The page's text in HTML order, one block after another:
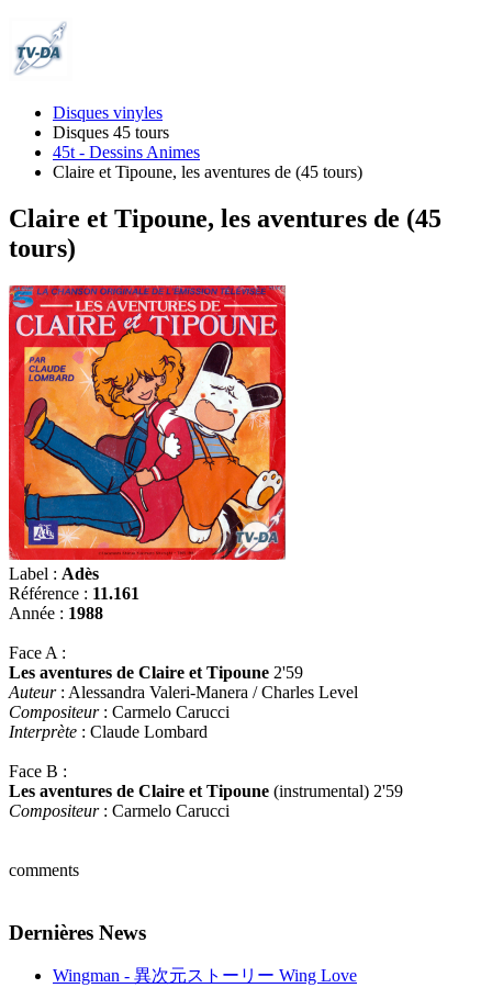
Disques vinyles
Disques 45 tours
45t - Dessins Animes
Claire et Tipoune, les aventures de (45 tours)
Claire et Tipoune, les aventures de (45
tours)
Label : Adès
Référence : 11.161
Année : 1988
Face A :
Les aventures de Claire et Tipoune 2'59
Auteur: Alessandra Valeri-Manera / Charles Level
Compositeur: Carmelo Carucci
Interprète : Claude Lombard
Face B :
Les aventures de Claire et Tipoune (instrumental) 2'59
Compositeur: Carmelo Carucci
comments
Dernières News
Wingman - 異次元ストーリー Wing Love